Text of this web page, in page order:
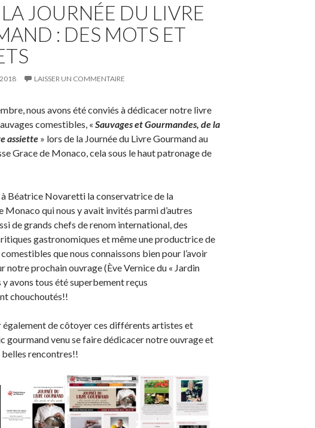
JOURNÉE DU LIVRE
: DES MOTS ET
LAISSER UN COMMENTAIRE
nous avons été conviés à dédicacer notre livre
comestibles, « Sauvages et Gourmandes, de la
assiette » lors de la Journée du Livre Gourmand au
Grace de Monaco, cela sous le haut patronage de
Béatrice Novaretti la conservatrice de la
Monaco qui nous y avait invités parmi d’autres
de grands chefs de renom international, des
gastronomiques et même une productrice de
que nous connaissons bien pour l’avoir
notre prochain ouvrage (Ève Vernice du « Jardin
y avons tous été superbement reçus
chouchoutés!!
également de côtoyer ces différents artistes et
gourmand venu se faire dédicacer notre ouvrage et
belles rencontres!!